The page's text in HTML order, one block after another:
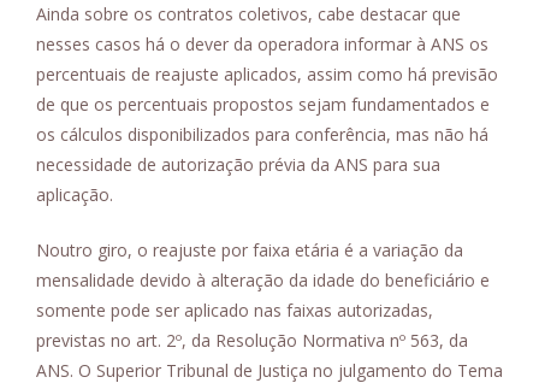
Ainda sobre os contratos coletivos, cabe destacar que
nesses casos há o dever da operadora informar à ANS os
percentuais de reajuste aplicados, assim como há previsão
de que os percentuais propostos sejam fundamentados e
os cálculos disponibilizados para conferência, mas não há
necessidade de autorização prévia da ANS para sua
aplicação.
Noutro giro, o reajuste por faixa etária é a variação da
mensalidade devido à alteração da idade do beneficiário e
somente pode ser aplicado nas faixas autorizadas,
previstas no art. 2º, da Resolução Normativa nº 563, da
ANS. O Superior Tribunal de Justiça no julgamento do Tema